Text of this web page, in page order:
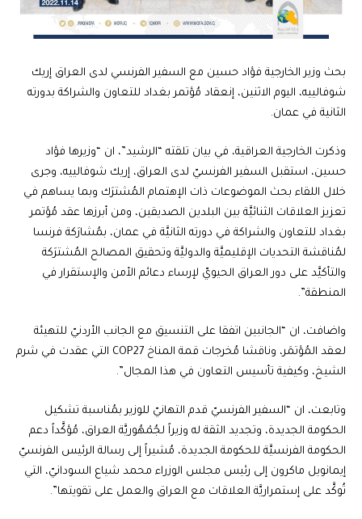
بحث وزير الخارجية فؤاد حسين مع السفير الفرنسي لدى العراق إريك
شوفالييه، اليوم الاثنين، إنعقاد مُؤتمر بغداد للتعاون والشراكة بدورته
الثانية في عمان.
وذكرت الخارجية العراقية، في بيان تلقته “الرشيد”، ان “وزيرها فؤاد
حسين، استقبل السفير الفرنسيّ لدى العراق، إريك شوفالييه، وجرى
خلال اللقاء بحث الموضوعات ذات الإهتمام المُشترَك وبما يساهم في
تعزيز العلاقات الثنائيَّة بين البلدين الصديقين، ومن أبرزها عقد مُؤتمر
بغداد للتعاون والشراكة في دورته الثانيَّة في عمان، بمُشارَكة فرنسا
لمُناقشة التحديات الإقليميَّة والدوليَّة وتحقيق المصالح المُشترَكة
والتأكيَّد على دور العراق الحيويّ لإرساء دعائم الأمن والإستقرار في
المنطقة”.
واضافت، ان “الجانبين اتفقا على التنسيق مع الجانب الأردنيّ للتهيئة
لعقد المُؤتمَر، وناقشا مُخرجات قمة المناخ COP27 التي عقدت في شرم
الشيخ، وكيفية تأسيس التعاون في هذا المجال”.
وتابعت، ان “السفير الفرنسيّ قدم التهانيّ للوزير بمُناسبة تشكيل
الحكومة الجديدة، وتجديد الثقة له وزيراً لجُمْهُوريَّة العراق، مُؤكَّداً دعم
الحكومة الفرنسيَّة للحكومة الجديدة، مُشيراً إلى رسالة الرئيس الفرنسيّ
إيمانويل ماكرون إلى رئيس مجلس الوزراء محمد شياع السودانيّ، التي
تُوكَّد على إستمراريَّة العلاقات مع العراق والعمل على تقويتها”.